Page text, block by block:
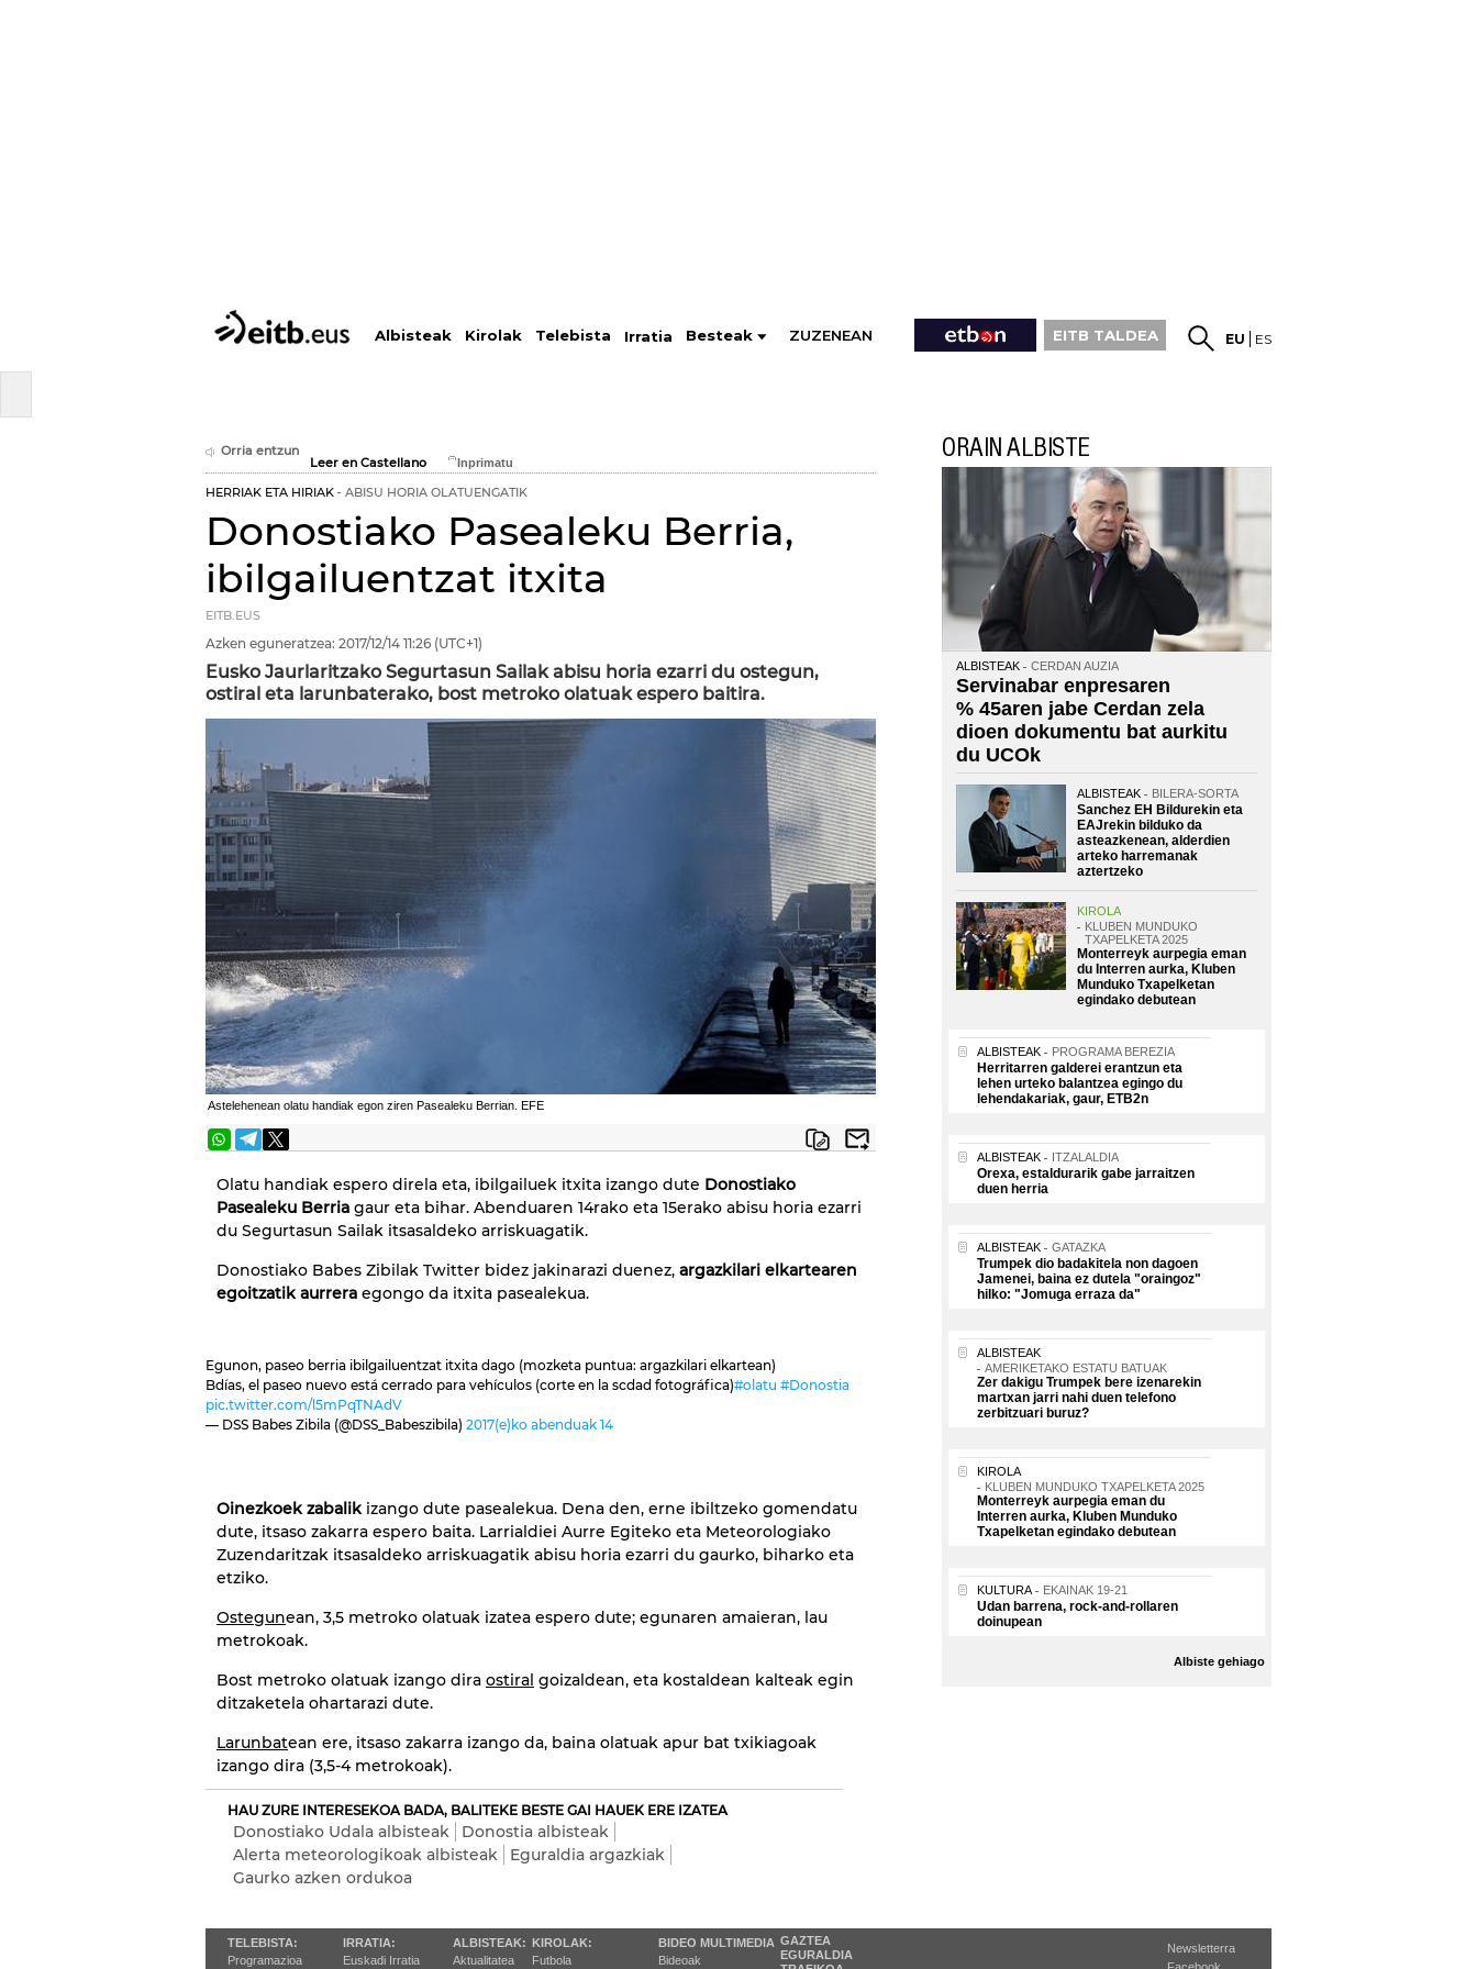
Albisteak Kirolak Telebista Irratia Besteak ZUZENEAN EITB TALDEA EU ES
Orria entzun
Leer en Castellano
HERRIAK ETA HIRIAK ABISU HORIA OLATUENGATIK
Donostiako Pasealeku Berria,
ibilgailuentzat itxita
EITB.EUS
Azken eguneratzea: 2017/12/14 11:26 (UTC+1)
Eusko Jaurlaritzako Segurtasun Sailak abisu horia ezarri du ostegun,
ostiral eta larunbaterako, bost metroko olatuak espero baitira.
Astelehenean olatu handiak egon ziren Pasealeku Berrian. EFE
Olatu handiak espero direla eta, ibilgailuek itxita izango dute Donostiako
Pasealeku Berria gaur eta bihar. Abenduaren 14rako eta 15erako abisu horia ezarri
du Segurtasun Sailak itsasaldeko arriskuagatik.
Donostiako Babes Zibilak Twitter bidez jakinarazi duenez, argazkilari elkartearen
egoitzatik aurrera egongo da itxita pasealekua.
Egunon, paseo berria ibilgailuentzat itxita dago (mozketa puntua: argazkilari elkartean)
Bdías, el paseo nuevo está cerrado para vehículos (corte en la scdad fotográfica)#olatu #Donostia
pic.twitter.com/l5mPqTNAdV
— DSS Babes Zibila (@DSS_Babeszibila) 2017(e)ko abenduak 14
Oinezkoek zabalikizango dute pasealekua. Dena den, erne ibiltzeko gomendatu
dute, itsaso zakarra espero baita. Larrialdiei Aurre Egiteko eta Meteorologiako
Zuzendaritzak itsasaldeko arriskuagatik abisu horia ezarri du gaurko, biharko eta
etziko.
Ostegunean, 3,5 metroko olatuak izatea espero dute; egunaren amaieran, lau
metrokoak.
Bost metroko olatuak izango dira ostiral goizaldean, eta kostaldean kalteak egin
ditzaketela ohartarazi dute.
Larunbatean ere, itsaso zakarra izango da, baina olatuak apur bat txikiagoak
izango dira (3,5-4 metrokoak).
HAU ZURE INTERESEKOA BADA, BALITEKE BESTE GAI HAUEK ERE IZATEA
Donostiako Udala albisteak
Donostia albisteak
Alerta meteorologikoak albisteak
Eguraldia argazkiak
Gaurko azken ordukoa
ORAIN ALBISTE
ALBISTEAK CERDAN AUZIA
Servinabar enpresaren
% 45aren jabe Cerdan zela
dioen dokumentu bat aurkitu
du UCOk
ALBISTEAK BILERA-SORTA
Sanchez EH Bildurekin eta
EAJrekin bilduko da
asteazkenean, alderdien
arteko harremanak
aztertzeko
KIROLA
KLUBEN MUNDUKO
TXAPELKETA 2025
Monterreyk aurpegia eman
du Interren aurka, Kluben
Munduko Txapelketan
egindako debutean
ALBISTEAK PROGRAMA BEREZIA
Herritarren galderei erantzun eta
lehen urteko balantzea egingo du
lehendakariak, gaur, ETB2n
ALBISTEAK ITZALALDIA
Orexa, estaldurarik gabe jarraitzen
duen herria
ALBISTEAK GATAZKA
Trumpek dio badakitela non dagoen
Jamenei, baina ez dutela "oraingoz"
hilko: "Jomuga erraza da"
ALBISTEAK
AMERIKETAKO ESTATU BATUAK
Zer dakigu Trumpek bere izenarekin
martxan jarri nahi duen telefono
zerbitzuari buruz?
KIROLA
KLUBEN MUNDUKO TXAPELKETA 2025
Monterreyk aurpegia eman du
Interren aurka, Kluben Munduko
Txapelketan egindako debutean
KULTURA EKAINAK 19-21
Udan barrena, rock-and-rollaren
doinupean
Albiste gehiago
TELEBISTA:
Programazioa
IRRATIA:
Euskadi Irratia
ALBISTEAK:
Aktualitatea
KIROLAK:
Futbola
BIDEO MULTIMEDIA
Bideoak
GAZTEA
EGURALDIA
Newsletterra